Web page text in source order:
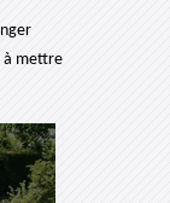
à mettre